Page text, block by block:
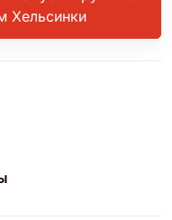
Хельсинки